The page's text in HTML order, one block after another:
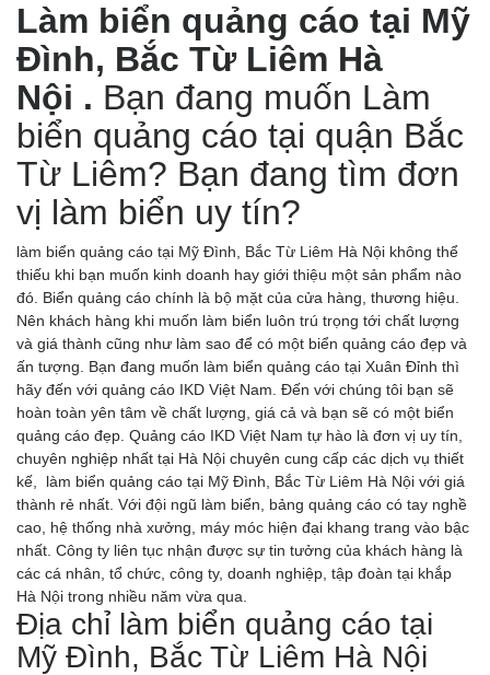
Làm biển quảng cáo tại Mỹ
Đình, Bắc Từ Liêm Hà
Nội . Bạn đang muốn Làm
biển quảng cáo tại quận Bắc
Từ Liêm? Bạn đang tìm đơn
vị làm biển uy tín?
làm biển quảng cáo tại Mỹ Đình, Bắc Từ Liêm Hà Nội không thể
thiếu khi bạn muốn kinh doanh hay giới thiệu một sản phẩm nào
đó. Biển quảng cáo chính là bộ mặt của cửa hàng, thương hiệu.
Nên khách hàng khi muốn làm biển luôn trú trọng tới chất lượng
và giá thành cũng như làm sao để có một biển quảng cáo đẹp và
ấn tượng. Bạn đang muốn làm biển quảng cáo tại Xuân Đỉnh thì
hãy đến với quảng cáo IKD Việt Nam. Đến với chúng tôi bạn sẽ
hoàn toàn yên tâm về chất lượng, giá cả và bạn sẽ có một biển
quảng cáo đẹp. Quảng cáo IKD Việt Nam tự hào là đơn vị uy tín,
chuyên nghiệp nhất tại Hà Nội chuyên cung cấp các dịch vụ thiết
kế, làm biển quảng cáo tại Mỹ Đình, Bắc Từ Liêm Hà Nội với giá
thành rẻ nhất. Với đội ngũ làm biển, bảng quảng cáo có tay nghề
cao, hệ thống nhà xưởng, máy móc hiện đại khang trang vào bậc
nhất. Công ty liên tục nhận được sự tin tưởng của khách hàng là
các cá nhân, tổ chức, công ty, doanh nghiệp, tập đoàn tại khắp
Hà Nội trong nhiều năm vừa qua.
Địa chỉ làm biển quảng cáo tại
Mỹ Đình, Bắc Từ Liêm Hà Nội